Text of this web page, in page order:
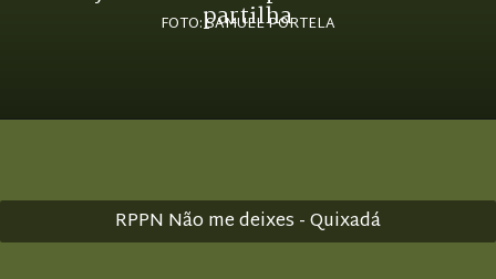
partilha
FOTO: SAMUEL PORTELA
RPPN Não me deixes - Quixadá